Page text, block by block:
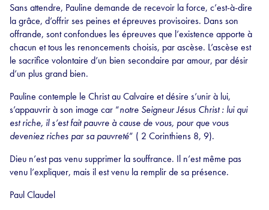
Sans attendre, Pauline demande de recevoir la force, c’est-à-dire
la grâce, d’offrir ses peines et épreuves provisoires. Dans son
offrande, sont confondues les épreuves que l’existence apporte à
chacun et tous les renoncements choisis, par ascèse. L’ascèse est
le sacrifice volontaire d’un bien secondaire par amour, par désir
d’un plus grand bien.
Pauline contemple le Christ au Calvaire et désire s’unir à lui,
s’appauvrir à son image car “notre Seigneur Jésus Christ : lui qui
est riche, il s’est fait pauvre à cause de vous, pour que vous
deveniez riches par sa pauvreté” ( 2 Corinthiens 8, 9).
Dieu n’est pas venu supprimer la souffrance. Il n’est même pas
venu l’expliquer, mais il est venu la remplir de sa présence.
Paul Claudel